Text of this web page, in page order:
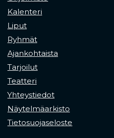
Kalenteri
Liput
Ryhmät
Ajankohtaista
Tarjoilut
Teatteri
Yhteystiedot
Näytelmäarkisto
Tietosuojaseloste